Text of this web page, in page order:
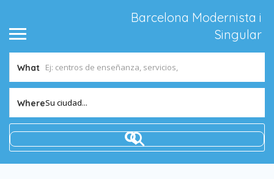
Barcelona Modernista i
Singular
What
WhereSu ciudad...